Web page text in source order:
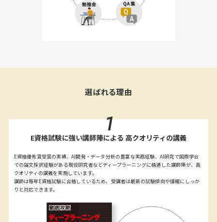
選ばれる理由
1
E資格試験に強い講師陣による 高クオリティの講義
E資格優秀賞受賞の実績、AI開発・データ分析の豊富な実務経験、AI研究で国際学会
での論文採択経験がある現役研究者などディープラーニングに精通した講師陣が、高
クオリティの講義を実施しています。
講師は毎年E資格試験に合格しているため、受講者は最新の試験傾向や情報にしっか
りと対応できます。